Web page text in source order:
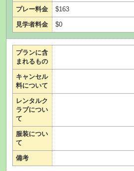
プレー料金 $163
見学者料金 $0
プランに含
まれるもの
キャンセル
料について
レンタルク
ラブについ
て
服装につい
て
備考